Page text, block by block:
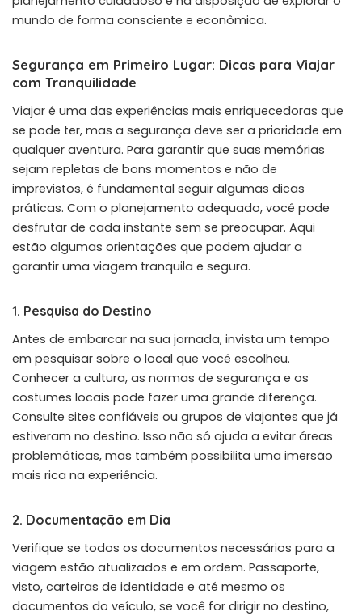
mundo de forma consciente e econômica.
Segurança em Primeiro Lugar: Dicas para Viajar
com Tranquilidade
Viajar é uma das experiências mais enriquecedoras que
se pode ter, mas a segurança deve ser a prioridade em
qualquer aventura. Para garantir que suas memórias
sejam repletas de bons momentos e não de
imprevistos, é fundamental seguir algumas dicas
práticas. Com o planejamento adequado, você pode
desfrutar de cada instante sem se preocupar. Aqui
estão algumas orientações que podem ajudar a
garantir uma viagem tranquila e segura.
1. Pesquisa do Destino
Antes de embarcar na sua jornada, invista um tempo
em pesquisar sobre o local que você escolheu.
Conhecer a cultura, as normas de segurança e os
costumes locais pode fazer uma grande diferença.
Consulte sites confiáveis ou grupos de viajantes que já
estiveram no destino. Isso não só ajuda a evitar áreas
problemáticas, mas também possibilita uma imersão
mais rica na experiência.
2. Documentação em Dia
Verifique se todos os documentos necessários para a
viagem estão atualizados e em ordem. Passaporte,
visto, carteiras de identidade e até mesmo os
documentos do veículo, se você for dirigir no destino,